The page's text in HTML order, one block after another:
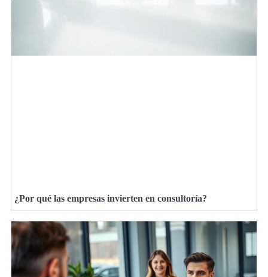
¿Por qué las empresas invierten en consultoría?